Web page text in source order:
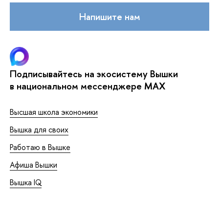
Напишите нам
Подписывайтесь на экосистему Вышки
в национальном мессенджере MAX
Высшая школа экономики
Вышка для своих
Работаю в Вышке
Афиша Вышки
Вышка IQ